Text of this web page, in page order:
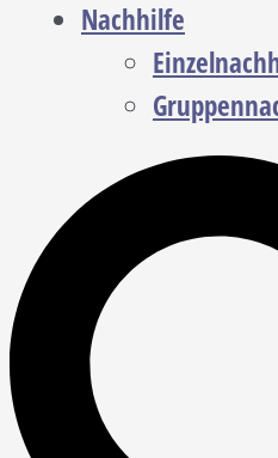
Nachhilfe